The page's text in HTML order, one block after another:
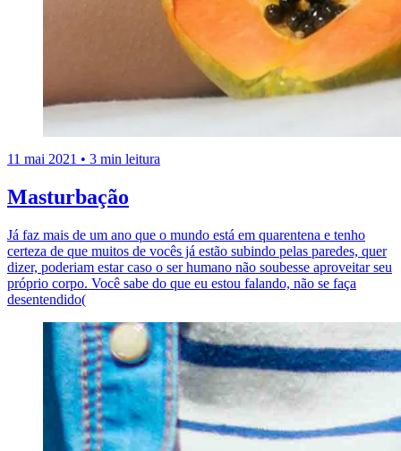
11 mai 2021 • 3 min leitura
Masturbação
Já faz mais de um ano que o mundo está em quarentena e tenho
certeza de que muitos de vocês já estão subindo pelas paredes, quer
dizer, poderiam estar caso o ser humano não soubesse aproveitar seu
próprio corpo. Você sabe do que eu estou falando, não se faça
desentendido(